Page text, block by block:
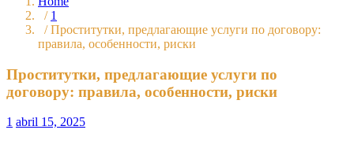
/ 1
/ Проститутки, предлагающие услуги по договору:
правила, особенности, риски
Проститутки, предлагающие услуги по
договору: правила, особенности, риски
1 abril 15, 2025